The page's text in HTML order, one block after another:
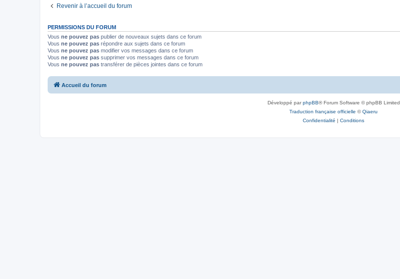
Revenir à l’accueil du forum
PERMISSIONS DU FORUM
Vous ne pouvez pas publier de nouveaux sujets dans ce forum
Vous ne pouvez pas répondre aux sujets dans ce forum
Vous ne pouvez pas modifier vos messages dans ce forum
Vous ne pouvez pas supprimer vos messages dans ce forum
Vous ne pouvez pas transférer de pièces jointes dans ce forum
Accueil du forum
Développé parphpBB® Forum Software © phpBB Limited
Traduction française officielle ©Qiaeru
Confidentialité | Conditions